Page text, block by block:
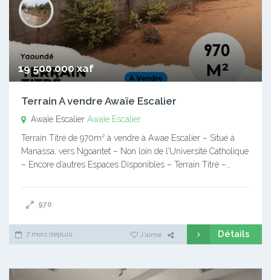
19 500 000 xaf
Terrain A vendre Awaïe Escalier
Awaïe Escalier Awaïe Escalier
Terrain Titré de 970m² à vendre à Awae Escalier – Situé à
Manassa, vers Ngoantet – Non loin de l’Université Catholique
– Encore d’autres Espaces Disponibles – Terrain Titré –…
970
7 mois depuis J'aime Détails